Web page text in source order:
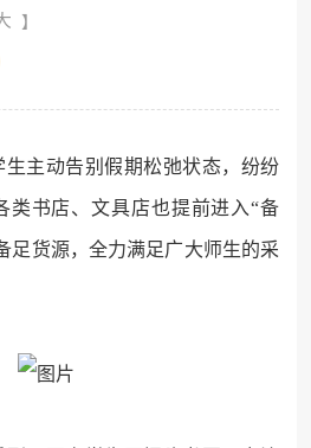
】
生主动告别假期松弛状态，纷纷
类书店、文具店也提前进入“备
足货源，全力满足广大师生的采